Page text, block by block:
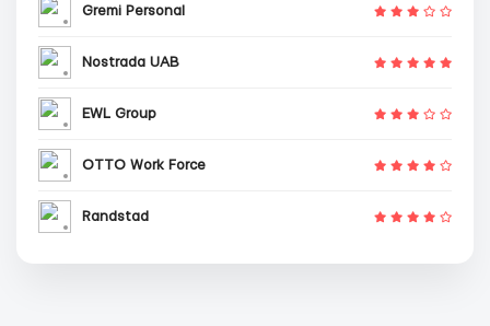
Gremi Personal
Nostrada UAB
EWL Group
OTTO Work Force
Randstad